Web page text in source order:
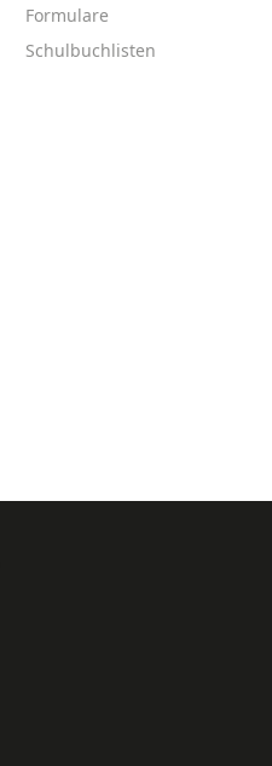
Formulare
Schulbuchlisten